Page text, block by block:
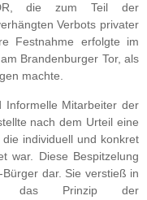
die zum Teil der
Verbots privater
Festnahme erfolgte im
Brandenburger Tor, als
machte.
Informelle Mitarbeiter der
nach dem Urteil eine
individuell und konkret
war. Diese Bespitzelung
dar. Sie verstieß in
das Prinzip der